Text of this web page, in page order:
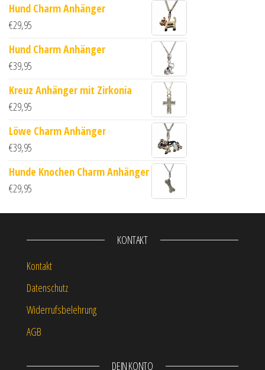
Hund Charm Anhänger
€29,95
Hund Charm Anhänger
€39,95
Kreuz Anhänger mit Zirkonia
€29,95
Löwe Charm Anhänger
€39,95
Hunde Knochen Charm Anhänger
€29,95
KONTAKT
Kontakt
Datenschutz
Widerrufsbelehrung
AGB
DEIN KONTO